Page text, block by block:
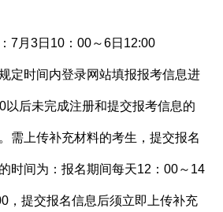
7月3日10：00～6日12:00
定时间内登录网站填报报考信息进
以后未完成注册和提交报考信息的
需上传补充材料的考生，提交报名
时间为：报名期间每天12：00～14
，提交报名信息后须立即上传补充